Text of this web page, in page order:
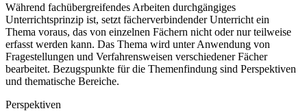
Während fachübergreifendes Arbeiten durchgängiges
Unterrichtsprinzip ist, setzt fächerverbindender Unterricht ein
Thema voraus, das von einzelnen Fächern nicht oder nur teilweise
erfasst werden kann. Das Thema wird unter Anwendung von
Fragestellungen und Verfahrensweisen verschiedener Fächer
bearbeitet. Bezugspunkte für die Themenfindung sind Perspektiven
und thematische Bereiche.
Perspektiven